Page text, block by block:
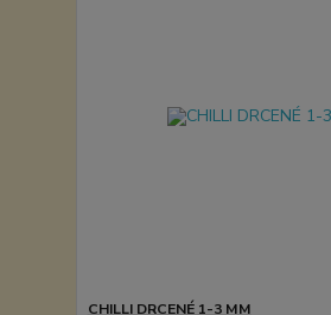
CHILLI DRCENÉ 1-3 MM